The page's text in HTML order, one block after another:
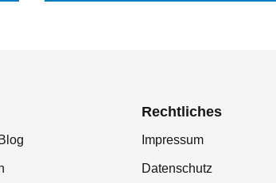
Rechtliches
Impressum
Datenschutz